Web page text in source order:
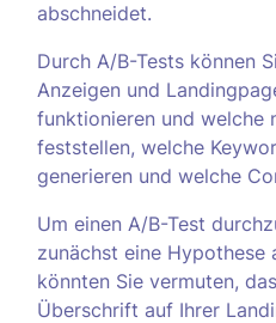
abschneidet.
Durch A/B-Tests können
Anzeigen und
funktionieren und welche
feststellen, welche
generieren und welche
Um einen A/B-Test
zunächst eine Hypothese
könnten Sie vermuten,
Überschrift auf Ihrer